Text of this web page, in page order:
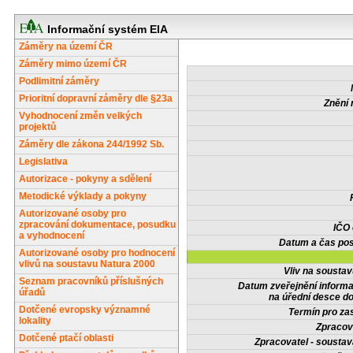
Informační systém EIA
Záměry na území ČR
Záměry mimo území ČR
Podlimitní záměry
Prioritní dopravní záměry dle §23a
Vyhodnocení změn velkých
projektů
Záměry dle zákona 244/1992 Sb.
Legislativa
Autorizace - pokyny a sdělení
Metodické výklady a pokyny
Autorizované osoby pro
zpracování dokumentace, posudku
a vyhodnocení
Autorizované osoby pro hodnocení
vlivů na soustavu Natura 2000
Seznam pracovníků příslušných
úřadů
Dotčené evropsky významné
lokality
Dotčené ptačí oblasti
Znění
IČO
Datum a čas
Vliv na
Datum zveřejnění
na úřední desce
Termín pro
Zpracovatel -